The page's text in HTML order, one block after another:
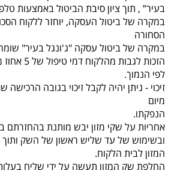
בעיר” , תוך ציון סיבת הביטול באמצעות טלפון 077-
במקרה של ביטול העסקה, יוחזר ללקוח
הסחורה
במקרה של ביטול עסקה "ג'ונגל בעיר"
לפי הנמוך.
מיום
הנפקתו.
אחריות על שקי מזון יבש מותנת בהחזרתם
ובשימוש של עד שליש ראשון של השק ותוך 14 ימים מיום קבלת
המזון לבית הלקוח.